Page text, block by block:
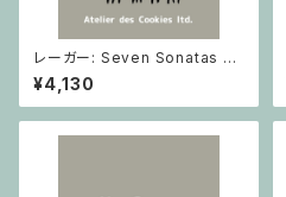
レーガー: Seven Sonatas o
p. 91 Heft 2 / ヴァイオリン
¥4,130